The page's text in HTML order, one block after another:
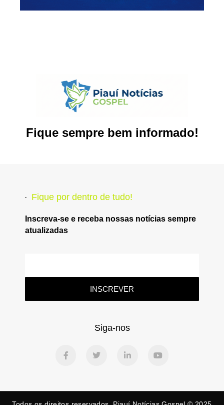
Fique sempre bem informado!
Fique por dentro de tudo!
Inscreva-se e receba nossas notícias sempre
atualizadas
INSCREVER
Siga-nos